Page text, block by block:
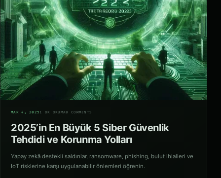
MAR 4, 2025 1 DK OKUMA0 COMMENTS
2025’in En Büyük 5 Siber Güvenlik
Tehdidi ve Korunma Yolları
Yapay zekâ destekli saldırılar, ransomware, phishing, bulut ihlalleri ve
IoT risklerine karşı uygulanabilir önlemleri öğrenin.